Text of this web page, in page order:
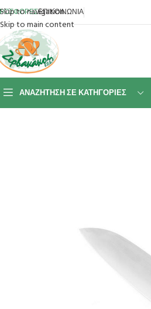
Skip to navigation
Skip to main content
ΕΠΙΚΟΙΝΩΝΙΑ
ΑΝΑΖΉΤΗΣΗ ΣΕ ΚΑΤΗΓΟΡΊΕΣ